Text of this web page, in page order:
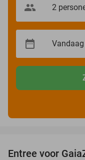
Entree voor